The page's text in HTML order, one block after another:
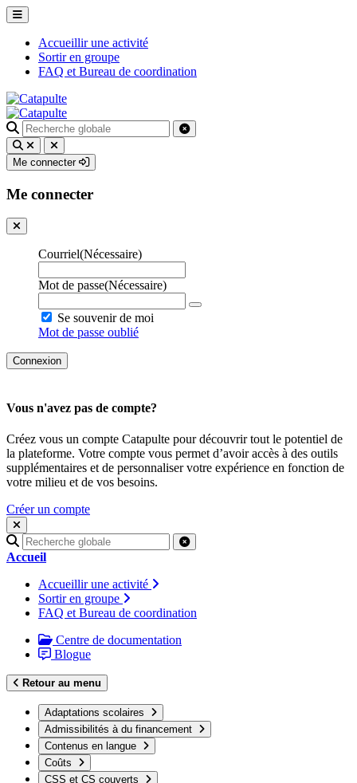
Accueillir une activité
Sortir en groupe
FAQ et Bureau de coordination
Recherche
pour
:
Me connecter
Me connecter
Courriel(Nécessaire)
Mot de passe(Nécessaire)
Se souvenir de moi
Mot de passe oublié
Vous n'avez pas de compte?
Créez vous un compte Catapulte pour découvrir tout le potentiel de
la plateforme. Votre compte vous permet d’avoir accès à des outils
supplémentaires et de personnaliser votre expérience en fonction de
votre milieu et de vos besoins.
Créer un compte
Recherche
pour
Accueil
Accueillir une activité
Sortir en groupe
FAQ et Bureau de coordination
Centre de documentation
Blogue
Retour au menu
Adaptations scolaires
Admissibilités à du financement
Contenus en langue
Coûts
CSS et CS couverts